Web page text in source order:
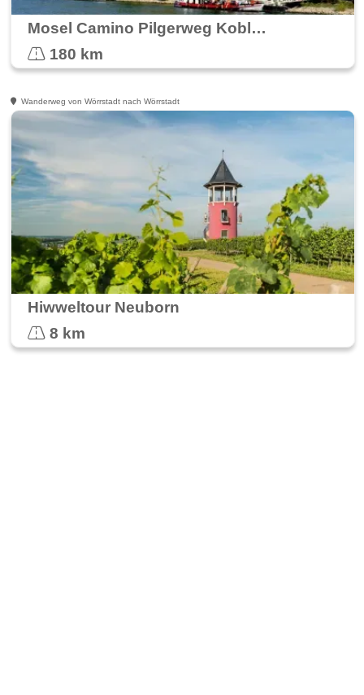
Mosel Camino Pilgerweg Koblenz nach Trier
180 km
Wanderweg von Wörrstadt nach Wörrstadt
Hiwweltour Neuborn
8 km